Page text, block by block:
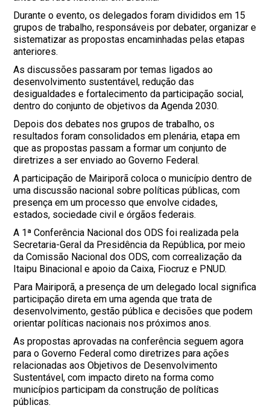
Durante o evento, os delegados foram divididos em 15
grupos de trabalho, responsáveis por debater, organizar e
sistematizar as propostas encaminhadas pelas etapas
anteriores.
As discussões passaram por temas ligados ao
desenvolvimento sustentável, redução das
desigualdades e fortalecimento da participação social,
dentro do conjunto de objetivos da Agenda 2030.
Depois dos debates nos grupos de trabalho, os
resultados foram consolidados em plenária, etapa em
que as propostas passam a formar um conjunto de
diretrizes a ser enviado ao Governo Federal.
A participação de Mairiporã coloca o município dentro de
uma discussão nacional sobre políticas públicas, com
presença em um processo que envolve cidades,
estados, sociedade civil e órgãos federais.
A 1ª Conferência Nacional dos ODS foi realizada pela
Secretaria-Geral da Presidência da República, por meio
da Comissão Nacional dos ODS, com correalização da
Itaipu Binacional e apoio da Caixa, Fiocruz e PNUD.
Para Mairiporã, a presença de um delegado local significa
participação direta em uma agenda que trata de
desenvolvimento, gestão pública e decisões que podem
orientar políticas nacionais nos próximos anos.
As propostas aprovadas na conferência seguem agora
para o Governo Federal como diretrizes para ações
relacionadas aos Objetivos de Desenvolvimento
Sustentável, com impacto direto na forma como
municípios participam da construção de políticas
públicas.